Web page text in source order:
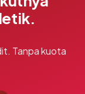
Tanpa kuota